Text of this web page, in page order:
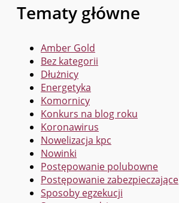
Tematy główne
Amber Gold
Bez kategorii
Dłużnicy
Energetyka
Komornicy
Konkurs na blog roku
Koronawirus
Nowelizacja kpc
Nowinki
Postępowanie polubowne
Postępowanie zabezpieczające
Sposoby egzekucji